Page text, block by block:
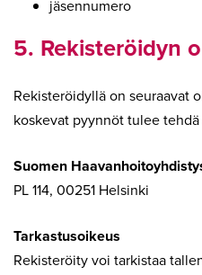
jäsennumero
5. Rekisteröidyn
Rekisteröidyllä on seuraavat
koskevat pyynnöt tulee
Suomen
PL 114, 00251 Helsinki
Tarkastusoikeus
Rekisteröity voi tarkistaa